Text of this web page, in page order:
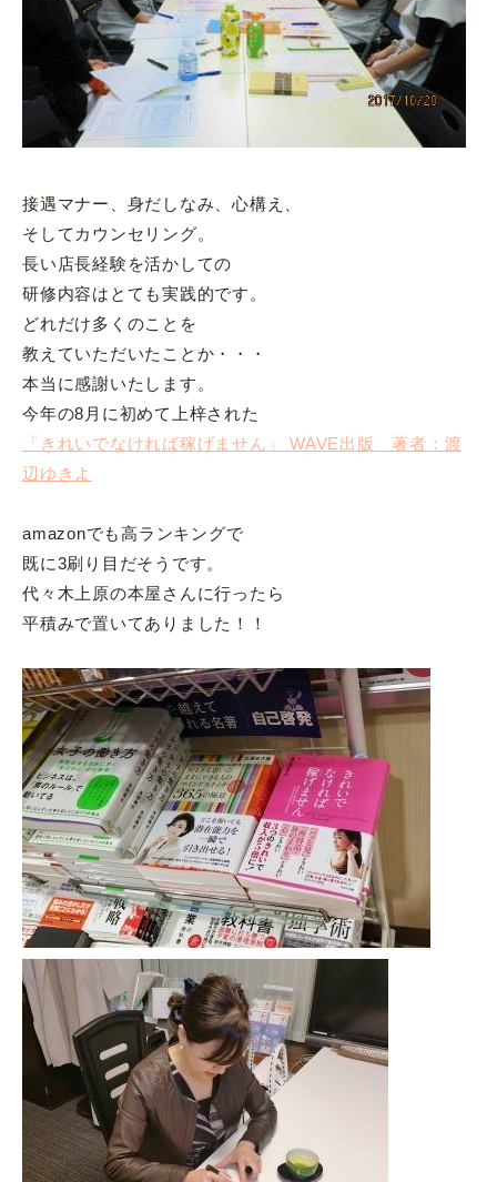
接遇マナー、身だしなみ、心構え、
そしてカウンセリング。
長い店長経験を活かしての
研修内容はとても実践的です。
どれだけ多くのことを
教えていただいたことか・・・
本当に感謝いたします。
今年の8月に初めて上梓された
「きれいでなければ稼げません」 WAVE出版 著者：渡
辺ゆきよ
amazonでも高ランキングで
既に3刷り目だそうです。
代々木上原の本屋さんに行ったら
平積みで置いてありました！！